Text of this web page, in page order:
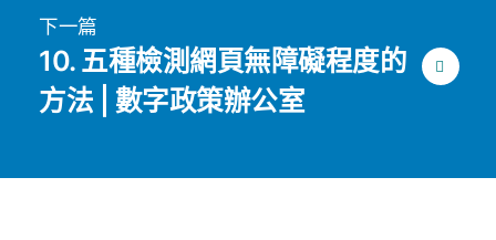
下一篇
10. 五種檢測網頁無障礙程度的
方法 | 數字政策辦公室